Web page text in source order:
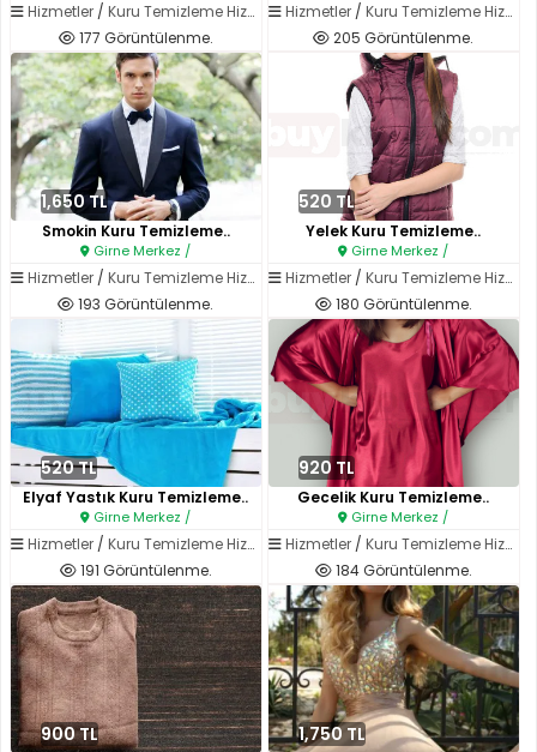
Hizmetler / Kuru Temizleme Hizmetleri
177 Görüntülenme.
Hizmetler/ Kuru Temizleme Hizmetleri
205 Görüntülenme.
1,650 TL
Smokin Kuru Temizleme..
Girne Merkez /
Hizmetler / Kuru Temizleme Hizmetleri
193 Görüntülenme.
520 TL
Yelek Kuru Temizleme..
Girne Merkez /
Hizmetler/ Kuru Temizleme Hizmetleri
180 Görüntülenme.
520 TL
Elyaf Yastık Kuru Temizleme..
Girne Merkez /
Hizmetler / Kuru Temizleme Hizmetleri
191 Görüntülenme.
920 TL
Gecelik Kuru Temizleme..
Girne Merkez /
Hizmetler/ Kuru Temizleme Hizmetleri
184 Görüntülenme.
900 TL 1,750 TL